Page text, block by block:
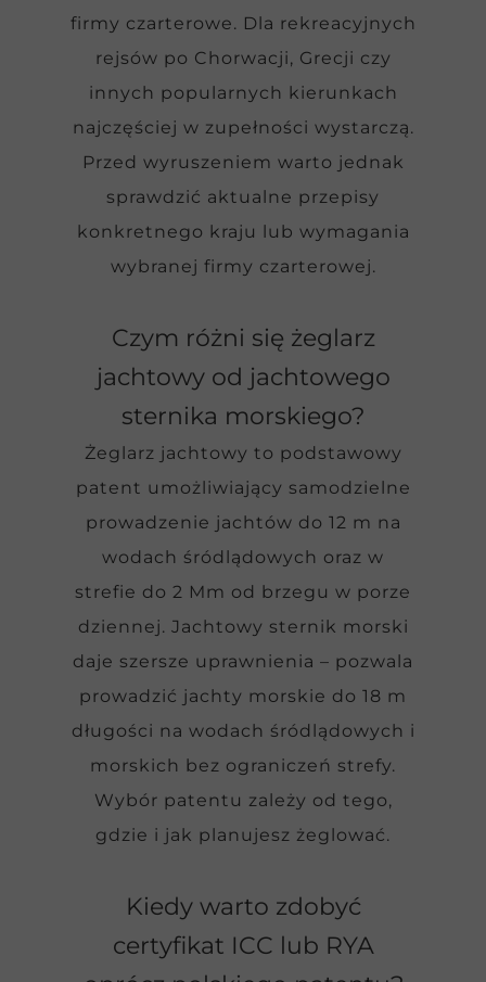
firmy czarterowe. Dla rekreacyjnych
rejsów po Chorwacji, Grecji czy
innych popularnych kierunkach
najczęściej w zupełności wystarczą.
Przed wyruszeniem warto jednak
sprawdzić aktualne przepisy
konkretnego kraju lub wymagania
wybranej firmy czarterowej.
Czym różni się żeglarz
jachtowy od jachtowego
sternika morskiego?
Żeglarz jachtowy to podstawowy
patent umożliwiający samodzielne
prowadzenie jachtów do 12 m na
wodach śródlądowych oraz w
strefie do 2 Mm od brzegu w porze
dziennej. Jachtowy sternik morski
daje szersze uprawnienia – pozwala
prowadzić jachty morskie do 18 m
długości na wodach śródlądowych i
morskich bez ograniczeń strefy.
Wybór patentu zależy od tego,
gdzie i jak planujesz żeglować.
Kiedy warto zdobyć
certyfikat ICC lub RYA